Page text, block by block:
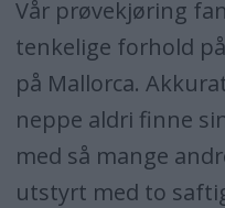
Vår prøvekjøring
tenkelige forhold
på Mallorca.
neppe aldri finne
med så mange
utstyrt med to